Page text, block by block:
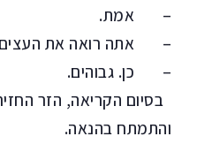
– אמת.
– אתה רואה את
– כן. גבוהים.
בסיום הקריאה, הזר
והתמתח בהנאה.